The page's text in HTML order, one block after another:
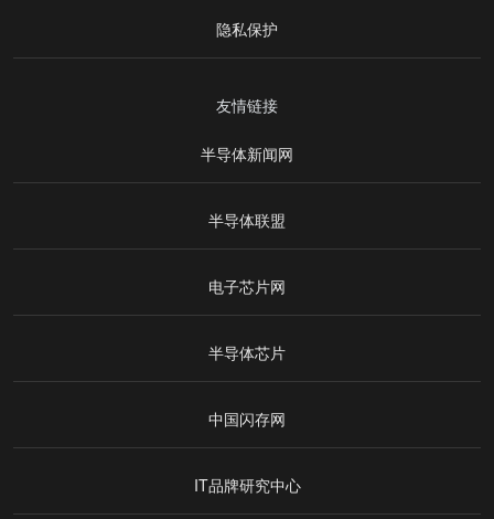
隐私保护
友情链接
半导体新闻网
半导体联盟
电子芯片网
半导体芯片
中国闪存网
IT品牌研究中心